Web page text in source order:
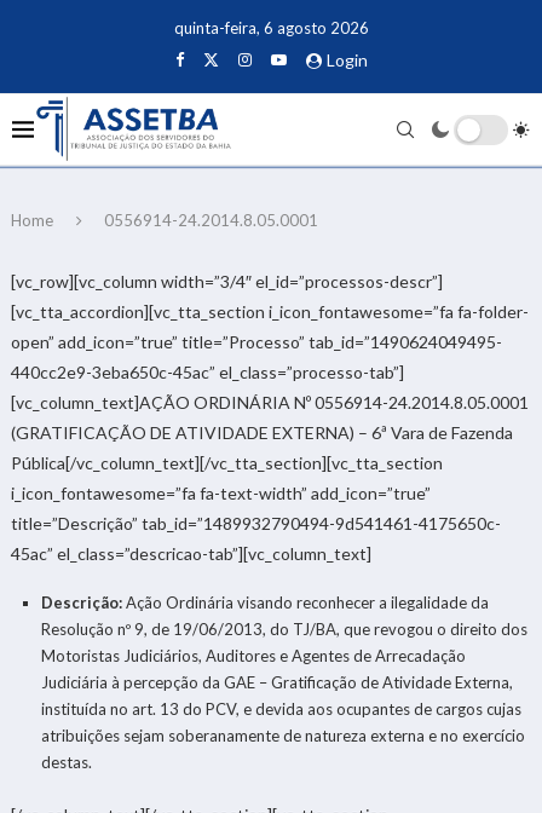
quinta-feira, 6 agosto 2026
Login
Home 0556914-24.2014.8.05.0001
[vc_row][vc_column width=”3/4″ el_id=”processos-descr”]
[vc_tta_accordion][vc_tta_section i_icon_fontawesome=”fa fa-folder-
open” add_icon=”true” title=”Processo” tab_id=”1490624049495-
440cc2e9-3eba650c-45ac” el_class=”processo-tab”]
[vc_column_text]AÇÃO ORDINÁRIA Nº 0556914-24.2014.8.05.0001
(GRATIFICAÇÃO DE ATIVIDADE EXTERNA) – 6ª Vara de Fazenda
Pública[/vc_column_text][/vc_tta_section][vc_tta_section
i_icon_fontawesome=”fa fa-text-width” add_icon=”true”
title=”Descrição” tab_id=”1489932790494-9d541461-4175650c-
45ac” el_class=”descricao-tab”][vc_column_text]
Descrição:Ação Ordinária visando reconhecer a ilegalidade da
Resolução nº 9, de 19/06/2013, do TJ/BA, que revogou o direito dos
Motoristas Judiciários, Auditores e Agentes de Arrecadação
Judiciária à percepção da GAE – Gratificação de Atividade Externa,
instituída no art. 13 do PCV, e devida aos ocupantes de cargos cujas
atribuições sejam soberanamente de natureza externa e no exercício
destas.